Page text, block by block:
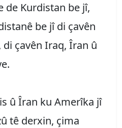
de Kurdistan be jî,
be jî di çavên
di çavên Iraq, Îran û
û Îran ku Amerîka jî
tê derxin, çima